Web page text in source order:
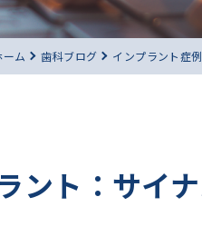
ーム 歯科ブログ インプラント症
ント：サイ